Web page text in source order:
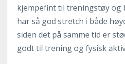
kjempefint til treningstøy og
har så god stretch i både
siden det på samme tid er
godt til trening og fysisk